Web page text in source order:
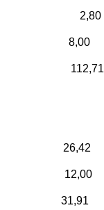
8,00
112,71
26,42
31,91